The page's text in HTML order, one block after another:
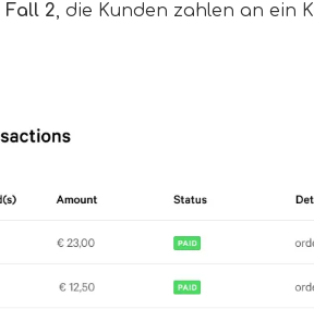
Fall 2, die Kunden zahlen an ein